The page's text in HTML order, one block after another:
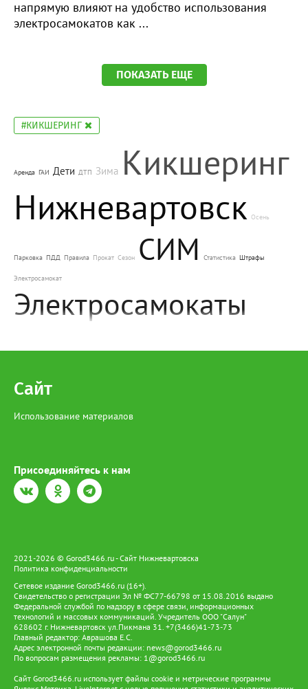
напрямую влияют на удобство использования
электросамокатов как ...
ПОКАЗАТЬ ЕЩЕ
#КИКШЕРИНГ
Аренда ГАИ Дети ДТП Зима Кикшеринг
Нижневартовск Осень
Парковка ПДД Правила Прокат Сезон СИМ Статистика Штрафы
Электросамокат
Электросамокаты
Сайт
Использование материалов
Присоединяйтесь к нам
2021-2026 © Gorod3466.ru - Сайт Нижневартовска
Политика конфиденциальности
Сетевое издание Gorod3466.ru (16+).
Свидетельство о регистрации Эл № ФС77-66798 от 15.08.2016 выдано
Федеральной службой по надзору в сфере связи, информационных
технологий и массовых коммуникаций. Учредитель ООО "Салун"
628602 г. Нижневартовск ул.Пикмана 31. +7(3466)41-73-73
Главный редактор: Аврашова Е.С.
Адрес электронной почты редакции: news@gorod3466.ru
По вопросам размещения рекламы: 1@gorod3466.ru
Сайт Gorod3466.ru использует файлы cookie и метрические программы